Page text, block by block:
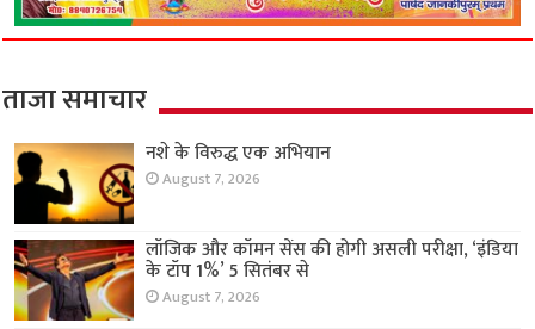
ताजा समाचार
नशे के विरुद्ध एक अभियान
August 7, 2026
लॉजिक और कॉमन सेंस की होगी असली परीक्षा, ‘इंडिया
के टॉप 1%’ 5 सितंबर से
August 7, 2026